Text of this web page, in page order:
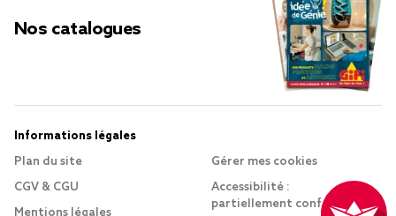
Nos catalogues
Informations légales
Plan du site
CGV & CGU
Mentions légales
Gérer mes cookies
Accessibilité :
partiellement conforme